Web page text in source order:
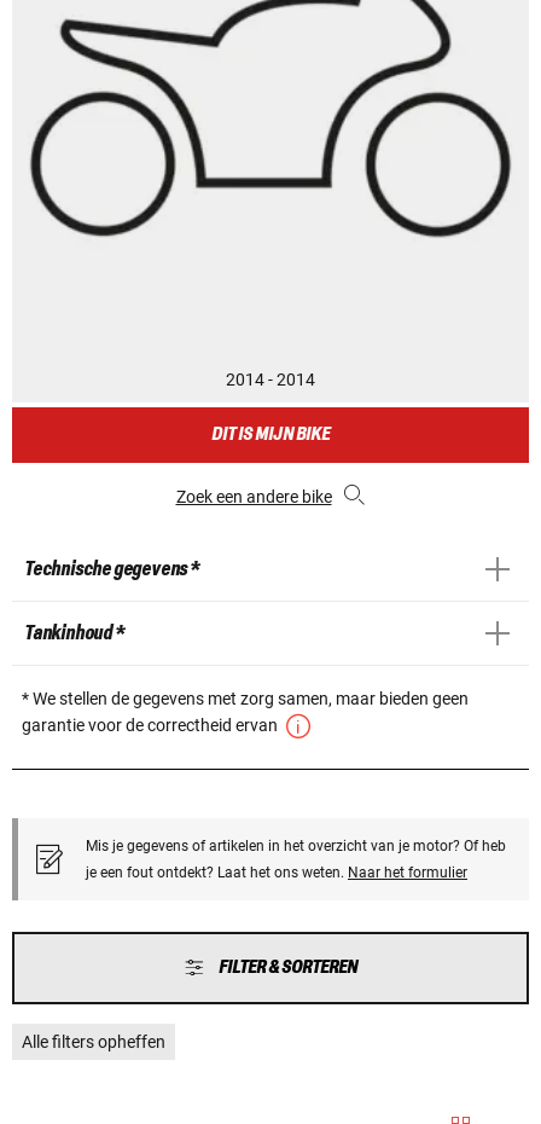
2014 - 2014
DIT IS MIJN BIKE
Zoek een andere bike
Technische gegevens *
Tankinhoud *
* We stellen de gegevens met zorg samen, maar bieden geen
garantie voor de correctheid ervan
Mis je gegevens of artikelen in het overzicht van je motor? Of heb
je een fout ontdekt? Laat het ons weten. Naar het formulier
FILTER & SORTEREN
Alle filters opheffen